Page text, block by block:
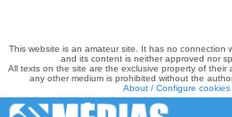
This website is an amateur site. It has no connection
and its content is neither approved nor
All texts on the site are the exclusive property of
any other medium is prohibited without the
About / Configure cookies